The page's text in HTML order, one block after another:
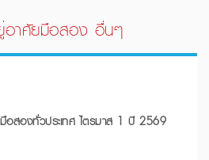
าศัยมือสอง อื่นๆ
สองทั่วประเทศ ไตรมาส 1 ปี 2569